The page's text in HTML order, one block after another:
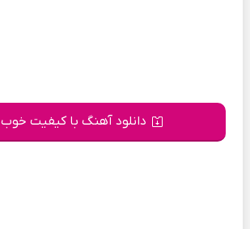
دانلود آهنگ با کیفیت خوب 128